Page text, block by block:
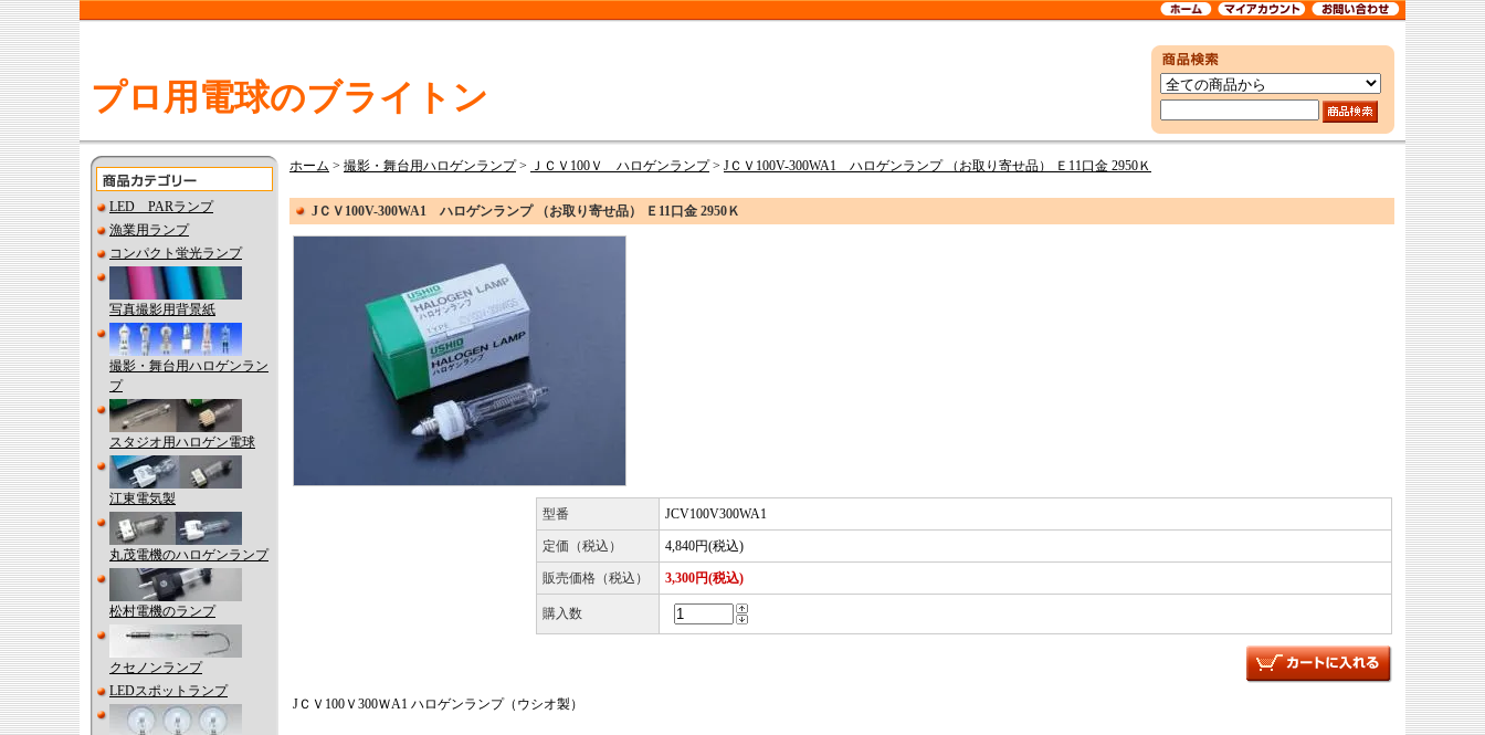
プロ用電球のブライトン
LED PARランプ
漁業用ランプ
コンパクト蛍光ランプ
写真撮影用背景紙
撮影・舞台用ハロゲンラン
プ
スタジオ用ハロゲン電球
江東電気製
丸茂電機のハロゲンランプ
松村電機のランプ
クセノンランプ
LEDスポットランプ
ホーム > 撮影・舞台用ハロゲンランプ> ＪＣＶ100Ｖ ハロゲンランプ> JＣＶ100V-300WA1 ハロゲンランプ （お取り寄せ品） Ｅ11口金 2950Ｋ
JＣＶ100V-300WA1 ハロゲンランプ （お取り寄せ品） Ｅ11口金 2950Ｋ
型番 JCV100V300WA1
定価（税込） 4,840円(税込)
販売価格（税込） 3,300円(税込)
購入数
JＣＶ100Ｖ300ＷA1 ハロゲンランプ（ウシオ製）